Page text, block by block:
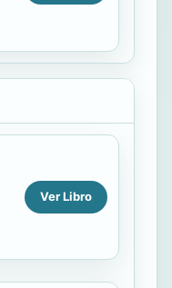
Ver Libro